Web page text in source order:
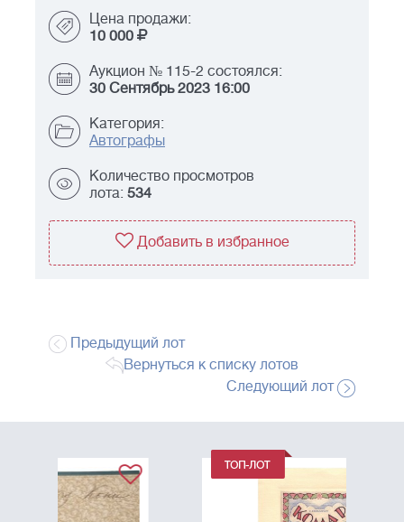
Цена продажи:
10 000
Аукцион № 115-2 состоялся:
30 Сентябрь 2023 16:00
Категория:
Автографы
Количество просмотров
лота: 534
Добавить в избранное
Предыдущий лот
Вернуться к списку лотов
Следующий лот